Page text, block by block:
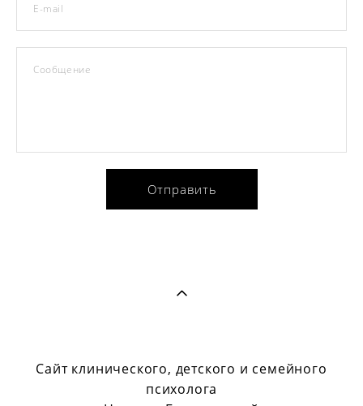
E-mail
Сообщение
Отправить
Сайт клинического, детского и семейного
психолога